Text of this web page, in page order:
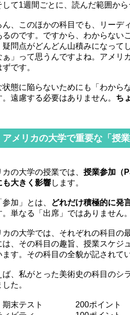
して1週間ごとに、読んだ範囲か
ん、このほかの科目でも、リーデ
るのです。ですから、わからない
疑問点がどんどん山積みになって
ぁ」って思うんですよね。アメリ
です。
状態に陥らないためにも「わから
遠慮する必要はありません。 ち
アメリカの大学で重要な「授業
カの大学の授業では、 授業参加（
も大きく影響します。
加」とは、 どれだけ積極的に発
。単なる「出席」ではありません。
カの大学では、それぞれの科目の
は、その科目の趣旨、授業スケジ
ます。その科目の全貌が記されて
ば、私がとった美術史の科目のシ
た。
期末テスト 200ポイント